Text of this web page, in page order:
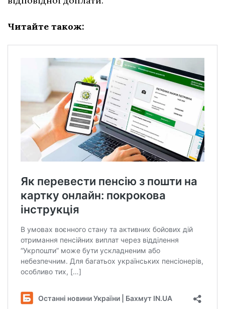
Читайте також: